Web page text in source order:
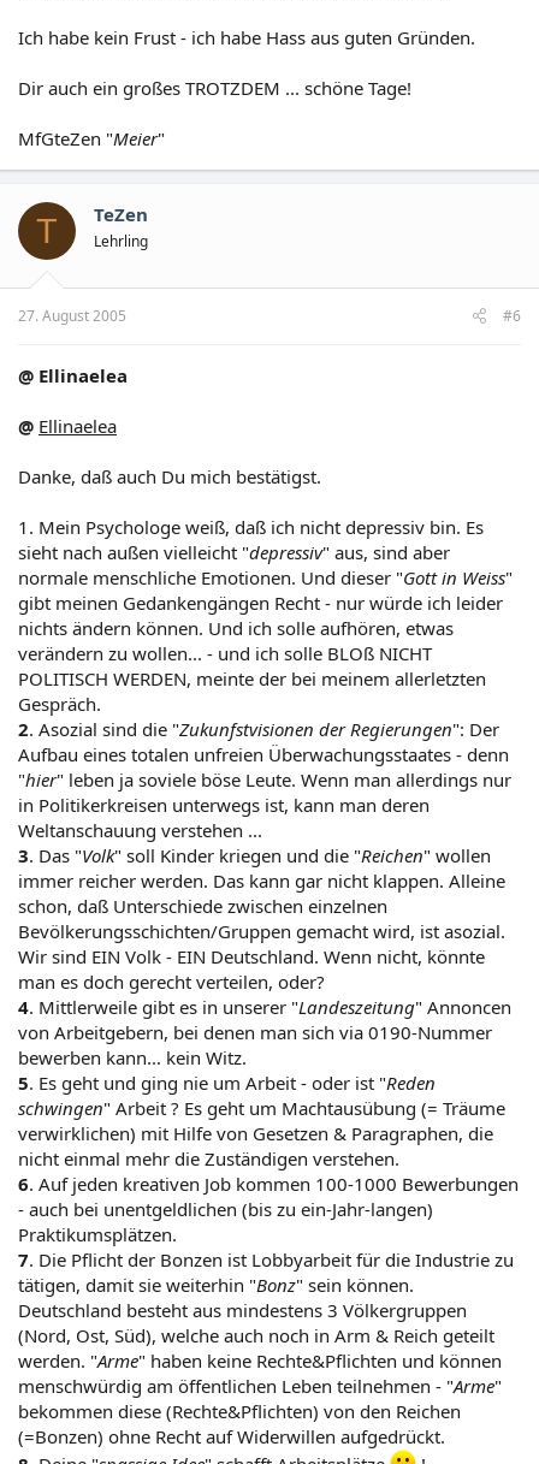
Ich habe kein Frust - ich habe Hass aus guten Gründen.
Dir auch ein großes TROTZDEM ... schöne Tage!
MfGteZen "Meier"
T TeZen
Lehrling
27. August 2005 #6
@ Ellinaelea
@ Ellinaelea
Danke, daß auch Du mich bestätigst.
1. Mein Psychologe weiß, daß ich nicht depressiv bin. Es
sieht nach außen vielleicht "depressiv" aus, sind aber
normale menschliche Emotionen. Und dieser "Gott in Weiss"
gibt meinen Gedankengängen Recht - nur würde ich leider
nichts ändern können. Und ich solle aufhören, etwas
verändern zu wollen... - und ich solle BLOß NICHT
POLITISCH WERDEN, meinte der bei meinem allerletzten
Gespräch.
2. Asozial sind die "Zukunfstvisionen der Regierungen": Der
Aufbau eines totalen unfreien Überwachungsstaates - denn
"hier" leben ja soviele böse Leute. Wenn man allerdings nur
in Politikerkreisen unterwegs ist, kann man deren
Weltanschauung verstehen ...
3. Das "Volk" soll Kinder kriegen und die "Reichen" wollen
immer reicher werden. Das kann gar nicht klappen. Alleine
schon, daß Unterschiede zwischen einzelnen
Bevölkerungsschichten/Gruppen gemacht wird, ist asozial.
Wir sind EIN Volk - EIN Deutschland. Wenn nicht, könnte
man es doch gerecht verteilen, oder?
4. Mittlerweile gibt es in unserer "Landeszeitung" Annoncen
von Arbeitgebern, bei denen man sich via 0190-Nummer
bewerben kann... kein Witz.
5. Es geht und ging nie um Arbeit - oder ist "Reden
schwingen" Arbeit ? Es geht um Machtausübung (= Träume
verwirklichen) mit Hilfe von Gesetzen & Paragraphen, die
nicht einmal mehr die Zuständigen verstehen.
6. Auf jeden kreativen Job kommen 100-1000 Bewerbungen
- auch bei unentgeldlichen (bis zu ein-Jahr-langen)
Praktikumsplätzen.
7. Die Pflicht der Bonzen ist Lobbyarbeit für die Industrie zu
tätigen, damit sie weiterhin "Bonz" sein können.
Deutschland besteht aus mindestens 3 Völkergruppen
(Nord, Ost, Süd), welche auch noch in Arm & Reich geteilt
werden. "Arme" haben keine Rechte&Pflichten und können
menschwürdig am öffentlichen Leben teilnehmen - "Arme"
bekommen diese (Rechte&Pflichten) von den Reichen
(=Bonzen) ohne Recht auf Widerwillen aufgedrückt.